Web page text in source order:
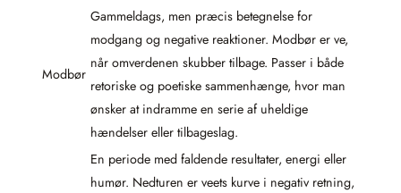
Modbør
Gammeldags, men præcis betegnelse for
modgang og negative reaktioner. Modbør er ve,
når omverdenen skubber tilbage. Passer i både
retoriske og poetiske sammenhænge, hvor man
ønsker at indramme en serie af uheldige
hændelser eller tilbageslag.
En periode med faldende resultater, energi eller
humør. Nedturen er veets kurve i negativ retning,